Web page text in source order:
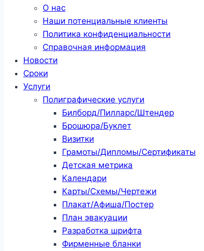
О нас
Наши потенциальные клиенты
Политика конфиденциальности
Справочная информация
Новости
Сроки
Услуги
Полиграфические услуги
Билборд/Пилларс/Штендер
Брошюра/Буклет
Визитки
Грамоты/Дипломы/Сертификаты
Детская метрика
Календари
Карты/Схемы/Чертежи
Плакат/Афиша/Постер
План эвакуации
Разработка шрифта
Фирменные бланки